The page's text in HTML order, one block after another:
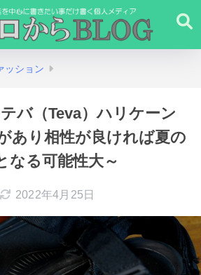
ッション
バ（Teva）ハリケーン
あり相性が良ければ夏の
なる可能性大～
2022年4月25日